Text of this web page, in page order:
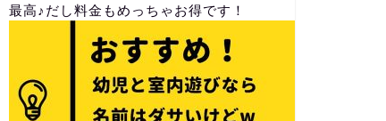
最高♪だし料金もめっちゃお得です！